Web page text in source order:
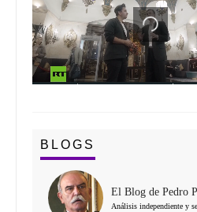
BLOGS
El Blog de Pedro
Análisis independiente y